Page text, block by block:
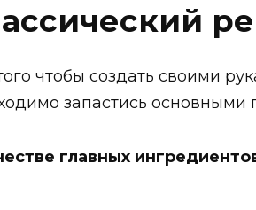
чтобы создать своими
запастись основными
главных